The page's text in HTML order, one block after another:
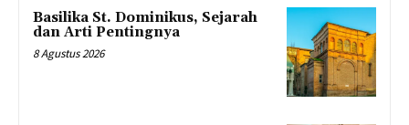
Basilika St. Dominikus, Sejarah
dan Arti Pentingnya
8 Agustus 2026